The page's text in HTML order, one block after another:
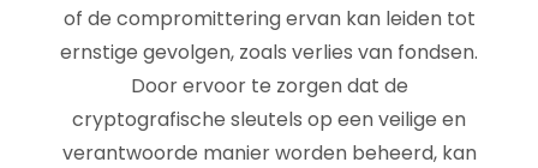
of de compromittering ervan kan leiden tot
ernstige gevolgen, zoals verlies van fondsen.
Door ervoor te zorgen dat de
cryptografische sleutels op een veilige en
verantwoorde manier worden beheerd, kan